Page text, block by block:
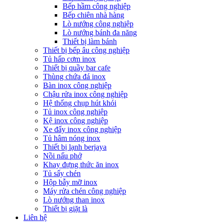
Bếp hầm công nghiệp
Bếp chiên nhà hàng
Lò nướng công nghiệp
Lò nướng bánh đa năng
Thiết bị làm bánh
Thiết bị bếp âu công nghiệp
Tủ hấp cơm inox
Thiết bị quầy bar cafe
Thùng chứa đá inox
Bàn inox công nghiệp
Chậu rửa inox công nghiệp
Hệ thống chụp hút khói
Tủ inox công nghiệp
Kệ inox công nghiệp
Xe đẩy inox công nghiệp
Tủ hâm nóng inox
Thiết bị lạnh berjaya
Nồi nấu phở
Khay đựng thức ăn inox
Tủ sấy chén
Hộp bẫy mỡ inox
Máy rửa chén công nghiệp
Lò nướng than inox
Thiết bị giặt là
Liên hệ